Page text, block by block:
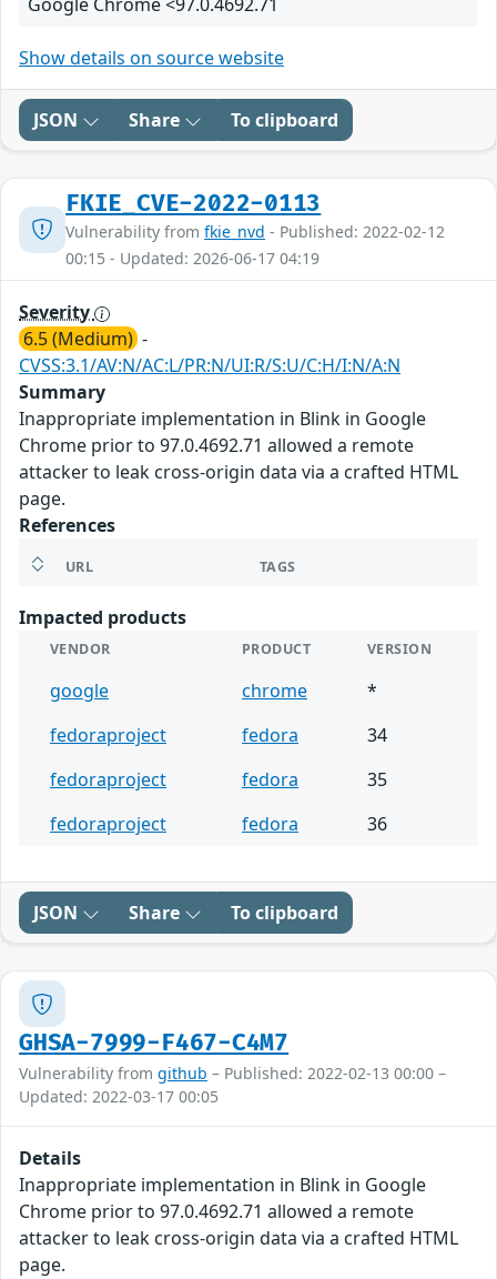
Show details on source website
JSON Share To clipboard
FKIE_CVE-2022-0113
Vulnerability from fkie_nvd - Published: 2022-02-12
00:15 - Updated: 2026-06-17 04:19
Severity
6.5 (Medium) -
CVSS:3.1/AV:N/AC:L/PR:N/UI:R/S:U/C:H/I:N/A:N
Summary
Inappropriate implementation in Blink in Google
Chrome prior to 97.0.4692.71 allowed a remote
attacker to leak cross-origin data via a crafted HTML
page.
References
URL TAGS
Impacted products
VENDOR PRODUCT VERSION
google chrome
*
fedoraproject
fedora
34
fedoraproject
fedora
35
fedoraproject
fedora 36
JSON Share To clipboard
GHSA-7999-F467-C4M7
Vulnerability from github – Published: 2022-02-13 00:00 –
Updated: 2022-03-17 00:05
Details
Inappropriate implementation in Blink in Google
Chrome prior to 97.0.4692.71 allowed a remote
attacker to leak cross-origin data via a crafted HTML
page.